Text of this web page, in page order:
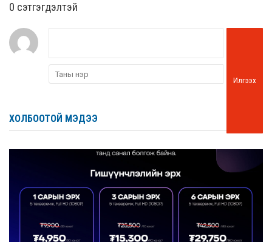
0 cэтгэгдэлтэй
Илгээх
ХОЛБООТОЙ МЭДЭЭ